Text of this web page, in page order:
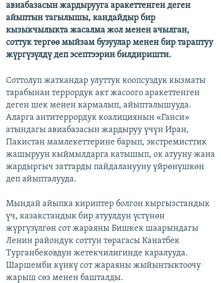
авиабазасын жардырууга аракеттенген деген
айыптын тагылышы, кандайдыр бир
кызыкчылыкта жасалма жол менен ачылган,
соттук тергөө мыйзам бузуулар менен бир тараптуу
жүргүзүлдү деп эсептээрин билдиришти.
Соттолуп жаткандар улуттук коопсуздук кызматы
тарабынан террордук акт жасоого аракеттенген
деген шек менен кармалып, айыпталышууда.
Аларга антитеррордук коалициянын «Ганси»
атындагы авиабазасын жардыруу үчүн Иран,
Пакистан мамлекеттерине барып, экстремисттик
жашыруун кыймылдарга катышып, ок атууну жана
жардыргыч заттарды пайдаланууну үйрөнүшкөн
деп айыпталууда.
Мындай айыпка кириптер болгон кыргызстандык
үч, казакстандык бир атуулдун үстүнөн
жүргүзүлгөн сот жараяны Бишкек шаарындагы
Ленин райондук соттун төрагасы Канатбек
Турганбековдун жетекчилигинде каралууда.
Шаршемби күнкү сот жараяны жыйынтыктоочу
жарыш сөз менен башталды.